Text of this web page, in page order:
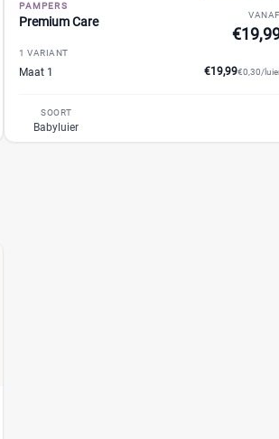
PAMPERS
Premium Care VANAF
1 VARIANT
Maat 1 €19,99€0,30/
SOORT
Babyluier